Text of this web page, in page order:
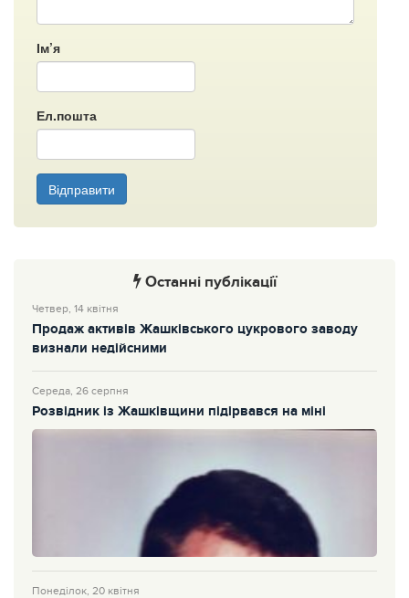
Ім’я
Ел.пошта
Відправити
Останні публікації
Четвер, 14 квітня
Продаж активів Жашківського цукрового заводу
визнали недійсними
Середа, 26 серпня
Розвідник із Жашківщини підірвався на міні
Понеділок, 20 квітня